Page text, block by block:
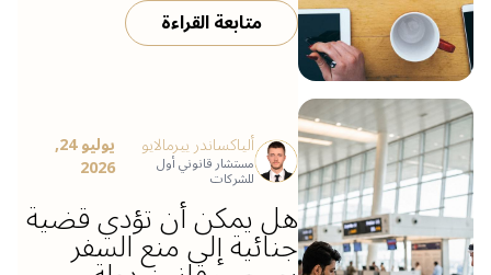
متابعة القراءة
ألياكساندر ييرمالايو
مستشار قانوني أول
للشركات
يوليو 24,
2026
هل يمكن أن تؤدي قضية
جنائية إلى منع السفر